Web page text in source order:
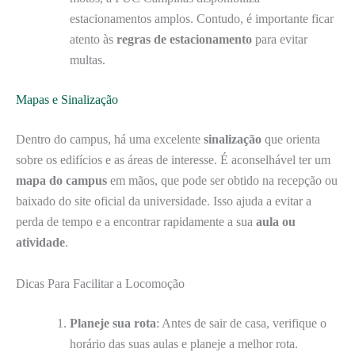
estacionamentos amplos. Contudo, é importante ficar
atento às regras de estacionamento para evitar
multas.
Mapas e Sinalização
Dentro do campus, há uma excelente sinalização que orienta
sobre os edifícios e as áreas de interesse. É aconselhável ter um
mapa do campus em mãos, que pode ser obtido na recepção ou
baixado do site oficial da universidade. Isso ajuda a evitar a
perda de tempo e a encontrar rapidamente a sua aula ou
atividade.
Dicas Para Facilitar a Locomoção
Planeje sua rota: Antes de sair de casa, verifique o
horário das suas aulas e planeje a melhor rota.